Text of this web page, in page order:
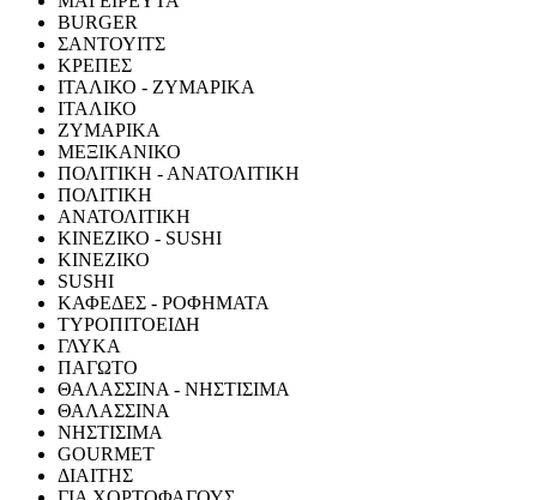
BURGER
ΣΑΝΤΟΥΙΤΣ
ΚΡΕΠΕΣ
ΙΤΑΛΙΚΟ - ΖΥΜΑΡΙΚΑ
ΙΤΑΛΙΚΟ
ΖΥΜΑΡΙΚΑ
ΜΕΞΙΚΑΝΙΚΟ
ΠΟΛΙΤΙΚΗ - ΑΝΑΤΟΛΙΤΙΚΗ
ΠΟΛΙΤΙΚΗ
ΑΝΑΤΟΛΙΤΙΚΗ
ΚΙΝΕΖΙΚΟ - SUSHI
ΚΙΝΕΖΙΚΟ
SUSHI
ΚΑΦΕΔΕΣ - ΡΟΦΗΜΑΤΑ
ΤΥΡΟΠΙΤΟΕΙΔΗ
ΓΛΥΚΑ
ΠΑΓΩΤΟ
ΘΑΛΑΣΣΙΝΑ - ΝΗΣΤΙΣΙΜΑ
ΘΑΛΑΣΣΙΝΑ
ΝΗΣΤΙΣΙΜΑ
GOURMET
ΔΙΑΙΤΗΣ